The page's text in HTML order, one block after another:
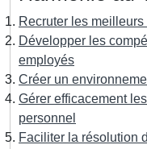
Recruter les
Développer les
employés
Créer un
Gérer efficacement
personnel
Faciliter la résolution